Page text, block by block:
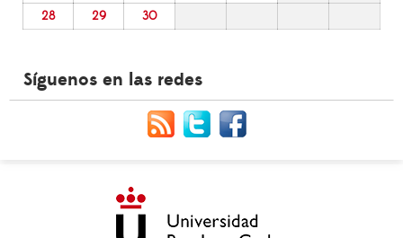
28
29 30
Síguenos en las redes